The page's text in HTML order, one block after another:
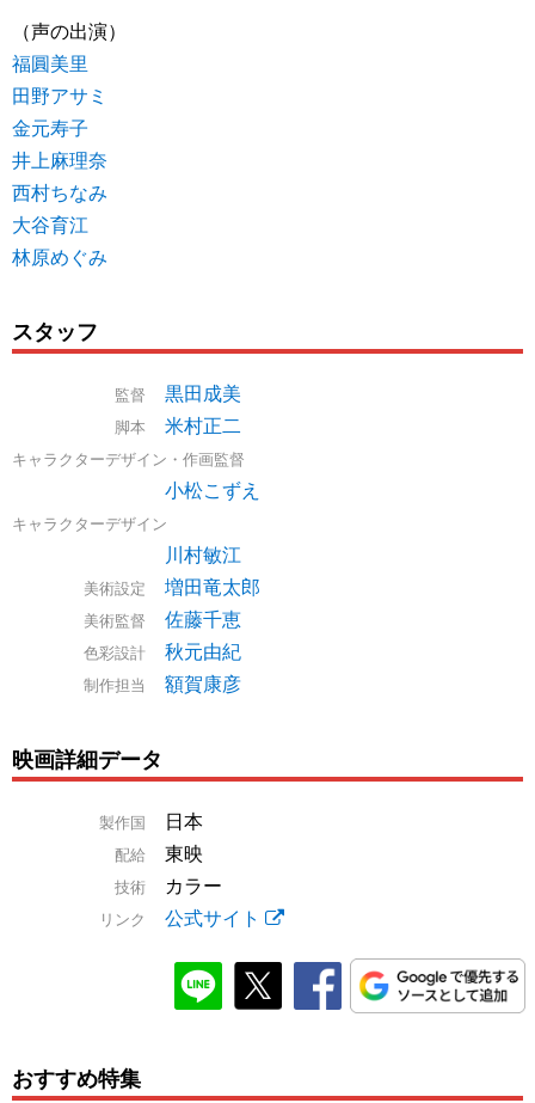
（声の出演）
福圓美里
田野アサミ
金元寿子
井上麻理奈
西村ちなみ
大谷育江
林原めぐみ
スタッフ
監督 黒田成美
脚本 米村正二
キャラクターデザイン・作画監督
小松こずえ
キャラクターデザイン
川村敏江
美術設定 増田竜太郎
美術監督 佐藤千恵
色彩設計 秋元由紀
制作担当 額賀康彦
映画詳細データ
製作国 日本
配給 東映
技術 カラー
リンク 公式サイト
おすすめ特集